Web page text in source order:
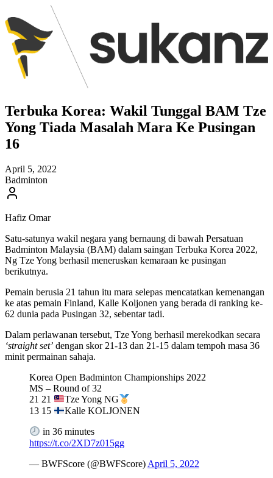
Terbuka Korea: Wakil Tunggal BAM Tze
Yong Tiada Masalah Mara Ke Pusingan
16
April 5, 2022
Badminton
Hafiz Omar
Satu-satunya wakil negara yang bernaung di bawah Persatuan
Badminton Malaysia (BAM) dalam saingan Terbuka Korea 2022,
Ng Tze Yong berhasil meneruskan kemaraan ke pusingan
berikutnya.
Pemain berusia 21 tahun itu mara selepas mencatatkan kemenangan
ke atas pemain Finland, Kalle Koljonen yang berada di ranking ke-
62 dunia pada Pusingan 32, sebentar tadi.
Dalam perlawanan tersebut, Tze Yong berhasil merekodkan secara
‘straight set’ dengan skor 21-13 dan 21-15 dalam tempoh masa 36
minit permainan sahaja.
Korea Open Badminton Championships 2022
MS – Round of 32
21 21
Tze Yong NG
13 15
Kalle KOLJONEN
in 36 minutes
https://t.co/2XD7z015gg
— BWFScore (@BWFScore) April 5, 2022